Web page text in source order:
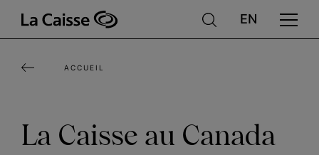
principal
ACCUEIL
La Caisse au Canada